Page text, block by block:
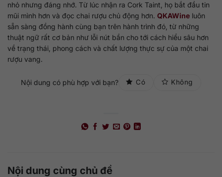
nhỏ nhưng đáng nhớ. Từ lúc nhận ra Cork Taint, họ bắt đầu tin
mũi mình hơn và đọc chai rượu chủ động hơn. QKAWine luôn
sẵn sàng đồng hành cùng bạn trên hành trình đó, từ những
thuật ngữ rất cơ bản như lỗi nút bần cho tới cách hiểu sâu hơn
về trạng thái, phong cách và chất lượng thực sự của một chai
rượu vang.
Nội dung có phù hợp với bạn? Có Không
Nội dung cùng chủ đề